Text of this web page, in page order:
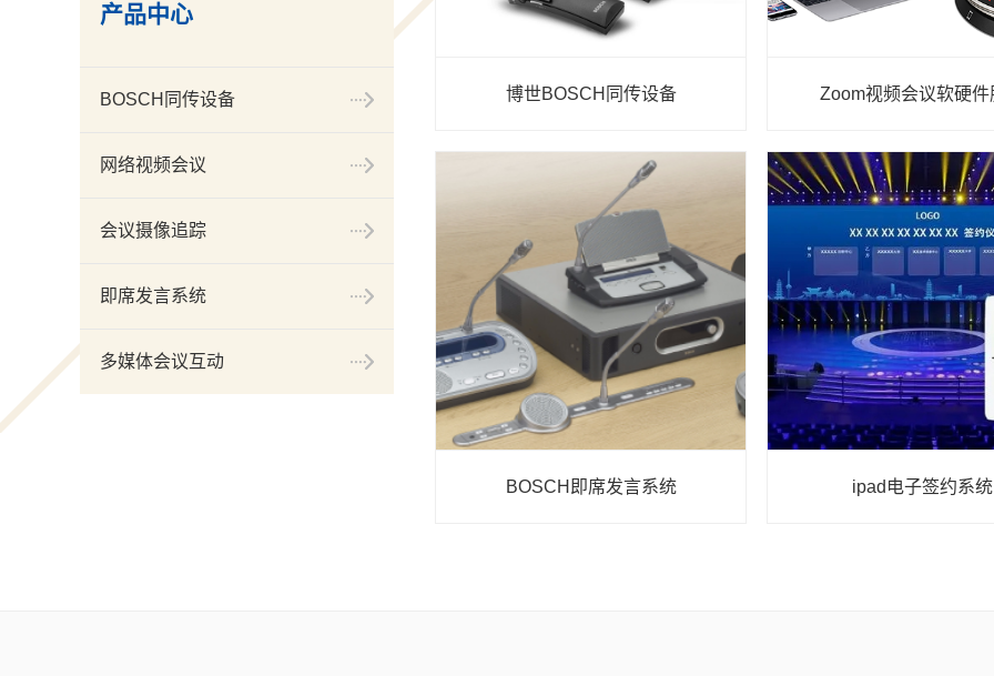
产品中心
BOSCH同传设备
网络视频会议
会议摄像追踪
即席发言系统
多媒体会议互动
博世BOSCH同传设备 Zoom视频会议软硬件
BOSCH即席发言系统 ipad电子签约系统